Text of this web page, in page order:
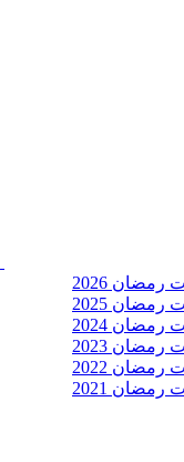
2026
2025
2024
2023
2022
2021